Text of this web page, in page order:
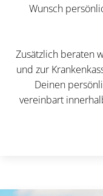
Wunsch
Zusätzlich beraten
und zur
Deinen
vereinbart